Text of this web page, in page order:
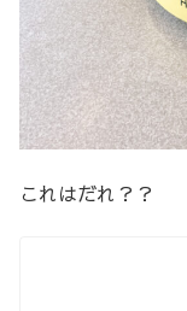
これはだれ？？